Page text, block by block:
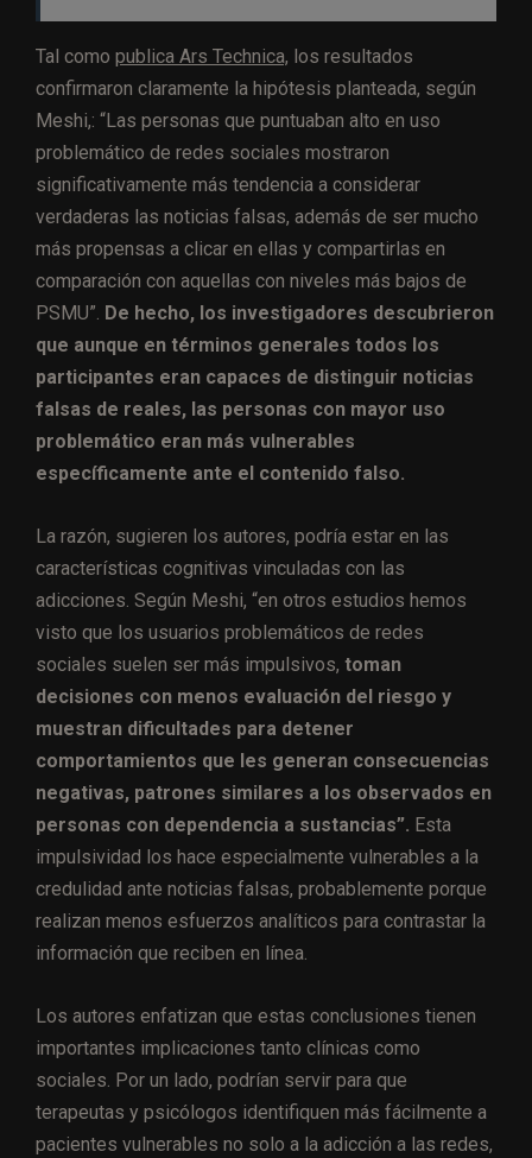
Tal como publica Ars Technica, los resultados
confirmaron claramente la hipótesis planteada, según
Meshi,: “Las personas que puntuaban alto en uso
problemático de redes sociales mostraron
significativamente más tendencia a considerar
verdaderas las noticias falsas, además de ser mucho
más propensas a clicar en ellas y compartirlas en
comparación con aquellas con niveles más bajos de
PSMU”. De hecho, los investigadores descubrieron
que aunque en términos generales todos los
participantes eran capaces de distinguir noticias
falsas de reales, las personas con mayor uso
problemático eran más vulnerables
específicamente ante el contenido falso.
La razón, sugieren los autores, podría estar en las
características cognitivas vinculadas con las
adicciones. Según Meshi, “en otros estudios hemos
visto que los usuarios problemáticos de redes
sociales suelen ser más impulsivos, toman
decisiones con menos evaluación del riesgo y
muestran dificultades para detener
comportamientos que les generan consecuencias
negativas, patrones similares a los observados en
personas con dependencia a sustancias”. Esta
impulsividad los hace especialmente vulnerables a la
credulidad ante noticias falsas, probablemente porque
realizan menos esfuerzos analíticos para contrastar la
información que reciben en línea.
Los autores enfatizan que estas conclusiones tienen
importantes implicaciones tanto clínicas como
sociales. Por un lado, podrían servir para que
terapeutas y psicólogos identifiquen más fácilmente a
pacientes vulnerables no solo a la adicción a las redes,